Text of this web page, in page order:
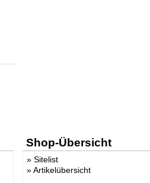
Shop-Übersicht
» Sitelist
»Artikelübersicht